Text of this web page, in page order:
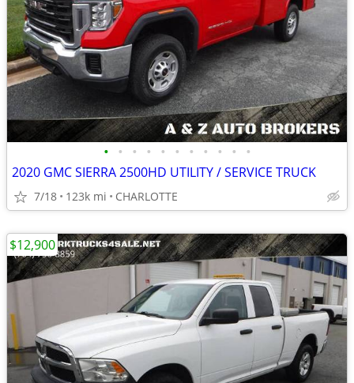
• • • • • • • • • • •
2020 GMC SIERRA 2500HD UTILITY / SERVICE TRUCK
7/18 123k mi CHARLOTTE
$12,900